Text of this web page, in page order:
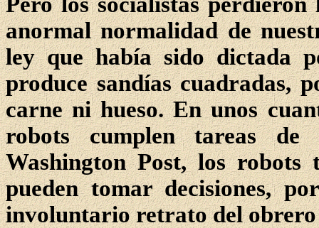
anormal normalidad de
ley que había sido dictada
produce sandías cuadradas,
carne ni hueso. En unos
robots cumplen tareas
Washington Post, los
pueden tomar decisiones,
involuntario retrato del obrero